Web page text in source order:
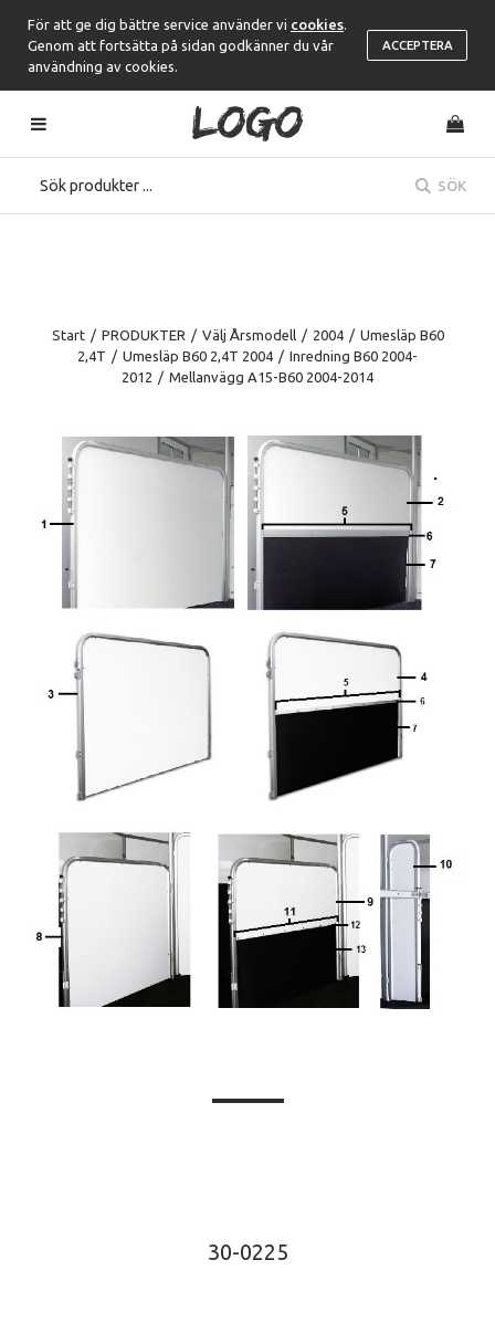
För att ge dig bättre service använder vi cookies
Genom att fortsätta på sidan godkänner du vår
användning av cookies.
ACCEPTERA
SÖK
Start / PRODUKTER / Välj Årsmodell / 2004 / Umesläp B60
2,4T / Umesläp B60 2,4T 2004 / Inredning B60 2004-
2012 / Mellanvägg A15-B60 2004-2014
30-0225